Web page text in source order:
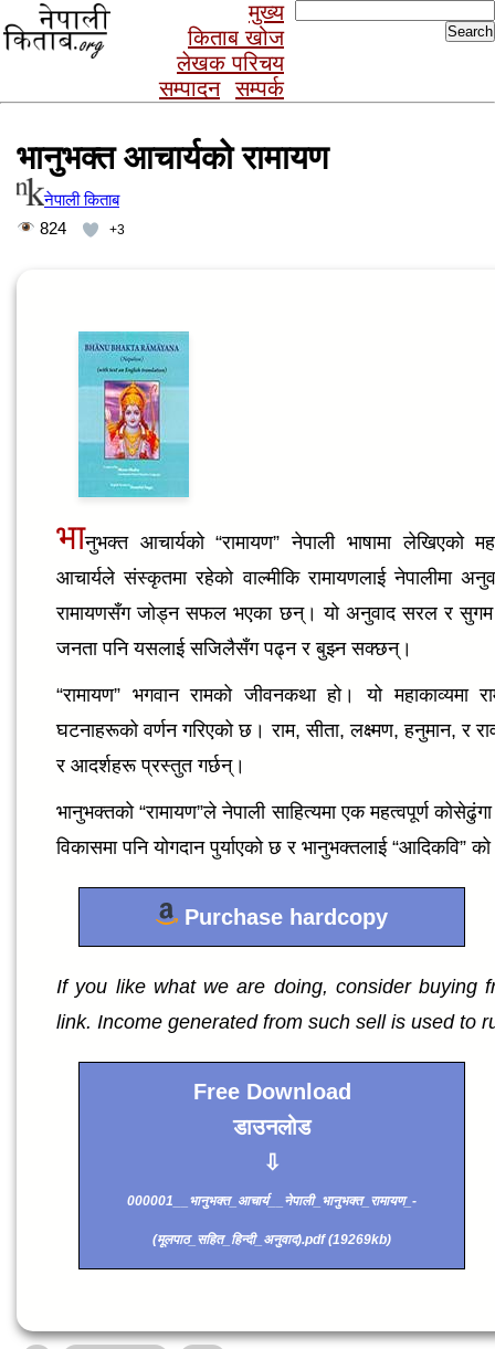
मुख्य
किताब खोज
लेखक परिचय
सम्पादन
सम्पर्क
for:
भानुभक्त आचार्यको रामायण
नेपाली किताब
824
+3
भानुभक्त आचार्यको “रामायण” नेपाली भाषामा लेखिएको
आचार्यले संस्कृतमा रहेको वाल्मीकि रामायणलाई नेपालीमा
रामायणसँग जोड्न सफल भएका छन्। यो अनुवाद सरल र सुगम
जनता पनि यसलाई सजिलैसँग पढ्न र बुझ्न सक्छन्।
“रामायण” भगवान रामको जीवनकथा हो। यो महाकाव्यमा
घटनाहरूको वर्णन गरिएको छ। राम, सीता, लक्ष्मण, हनुमान, र
र आदर्शहरू प्रस्तुत गर्छन्।
भानुभक्तको “रामायण”ले नेपाली साहित्यमा एक महत्वपूर्ण
विकासमा पनि योगदान पुर्याएको छ र भानुभक्तलाई “आदिकवि”
Purchase hardcopy
If you like what we are doing, consider buying
link. Income generated from such sell is used to
Free Download
डाउनलोड
⇩
000001__भानुभक्त_आचार्य__नेपाली_भानुभक्त_रामायण_-
(मूलपाठ_सहित_हिन्दी_अनुवाद).pdf (19269kb)